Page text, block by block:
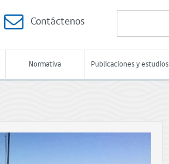
Contáctenos
Normativa Publicaciones y estudios